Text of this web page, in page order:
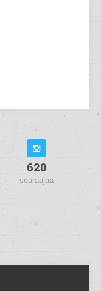
620
seuraajaa